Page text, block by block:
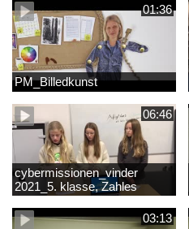
01:36
PM_Billedkunst
06:46
cybermissionen_vinder
2021_5. klasse, Zahles
gymnasieskole.mp4
03:13